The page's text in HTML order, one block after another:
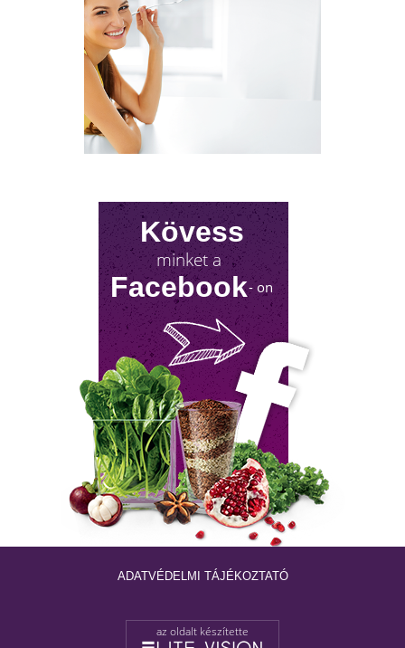
FÉRFI VÁLTOZÓKOR - A
LEHETŐSÉGET LÁSD MEG
Sokan gondolják, hogy a változókor csak a
nőket érinti. Valójában a férfiaknál is
jelentkezik a tesztoszteronszint fokozatos
csökkenése, amit andropauzának vagy
férfiklimaxnak nevezünk. Honnan tudod,
NYIROKRENDSZER KISOKOS
A nyirokrendszerünk fontosságáról keveset
hallani! Mutatjuk, mit tehetsz érte!
Kövess
minket a
Facebook- on
ADATVÉDELMI TÁJÉKOZTATÓ
az oldalt készítette